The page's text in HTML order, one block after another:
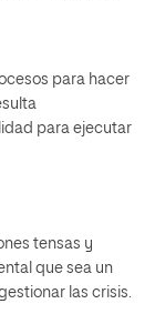
para hacer
para ejecutar
tensas y
que sea un
las crisis.